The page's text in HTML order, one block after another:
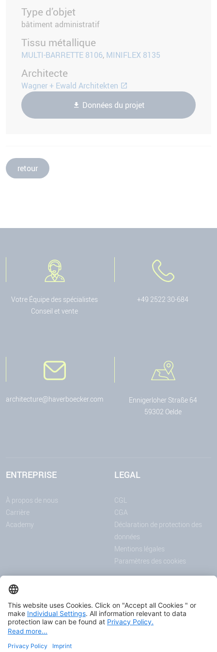
Type d’objet
bâtiment administratif
Tissu métallique
MULTI-BARRETTE 8106, MINIFLEX 8135
Architecte
Wagner + Ewald Architekten
Données du projet
retour
Votre Équipe des spécialistes
Conseil et vente
+49 2522 30-684
architecture@haverboecker.com
Ennigerloher Straße 64
59302 Oelde
ENTREPRISE
À propos de nous
Carrière
Academy
LEGAL
CGL
CGA
Déclaration de protection des
données
Mentions légales
Paramètres des cookies
ANNONCES
Actualités
Salons et événements
Downloadcenter